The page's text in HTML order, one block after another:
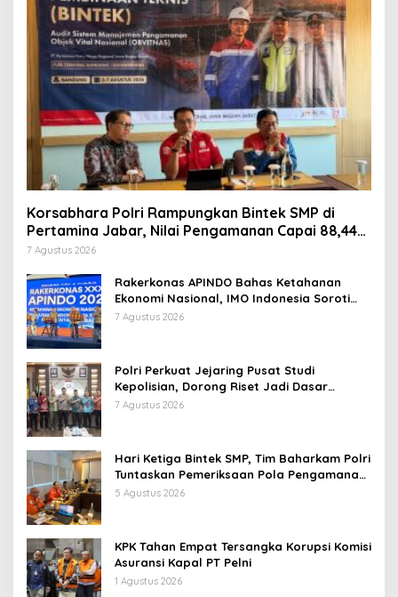
Korsabhara Polri Rampungkan Bintek SMP di
Pertamina Jabar, Nilai Pengamanan Capai 88,44
Persen
7 Agustus 2026
Rakerkonas APINDO Bahas Ketahanan
Ekonomi Nasional, IMO Indonesia Soroti
Pentingnya Kolaborasi Lintas Sektor
7 Agustus 2026
Polri Perkuat Jejaring Pusat Studi
Kepolisian, Dorong Riset Jadi Dasar
Kebijakan dan Inovasi
7 Agustus 2026
Hari Ketiga Bintek SMP, Tim Baharkam Polri
Tuntaskan Pemeriksaan Pola Pengamanan
Pertamina Patra Niaga Jabar
5 Agustus 2026
KPK Tahan Empat Tersangka Korupsi Komisi
Asuransi Kapal PT Pelni
1 Agustus 2026